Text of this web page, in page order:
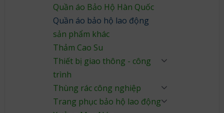
Quần áo Bảo Hộ Hàn Quốc
Quần áo bảo hộ lao động
sản phẩm khác
Thảm Cao Su
Thiết bị giao thông - công
trình
Thùng rác công nghiệp
Trang phục bảo hộ lao động